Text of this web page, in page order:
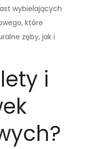
wybielających
które
zęby, jak i
i